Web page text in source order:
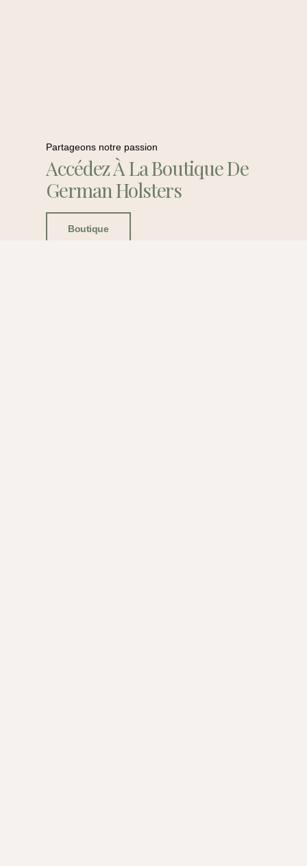
Partageons notre passion
Accédez À La Boutique De
German Holsters
Boutique